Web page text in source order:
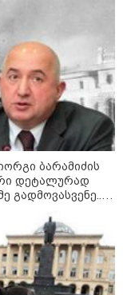
უკრაინელს,
იტალიელს,
ფული...
არაა" -
მოვლა-
მოითხოვს“-
გზების
ბარამიძის
დეტალურად
გადმოვასვენე...